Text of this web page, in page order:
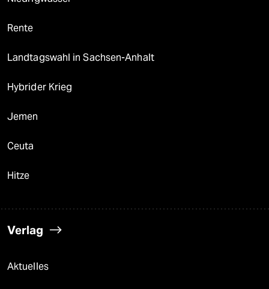
Rente
Landtagswahl in Sachsen-Anhalt
Hybrider Krieg
Jemen
Ceuta
Hitze
Verlag
Aktuelles